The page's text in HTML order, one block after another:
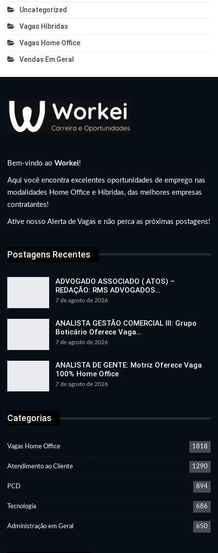
Uncategorized
Vagas Híbridas
Vagas Home Office
Vendas Em Geral
Bem-vindo ao Workei!
Aqui você encontra excelentes oportunidades de emprego nas
modalidades Home Office e Híbridas, das melhores empresas
contratantes!
Ative nosso Alerta de Vagas e não perca as próximas postagens!
Postagens Recentes
ADVOGADO ASSOCIADO ( ATOS) –
REDAÇÃO: RMS ADVOGADOS…
7 de agosto de 2026
ANALISTA GESTÃO COMERCIAL III: Grupo
Boticário Oferece Vaga…
7 de agosto de 2026
ANALISTA DE GENTE: Motriz Oferece Vaga
100% Home Office
7 de agosto de 2026
Categorias
Vagas Home Office 1818
Atendimento ao Cliente 1290
PCD 894
Tecnologia 686
Administração em Geral 650